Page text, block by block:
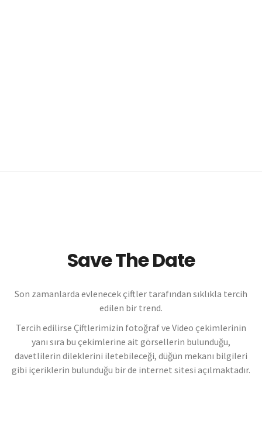
Save The Date
Son zamanlarda evlenecek çiftler tarafından sıklıkla tercih
edilen bir trend.
Tercih edilirse Çiftlerimizin fotoğraf ve Video çekimlerinin
yanı sıra bu çekimlerine ait görsellerin bulunduğu,
davetlilerin dileklerini iletebileceği, düğün mekanı bilgileri
gibi içeriklerin bulunduğu bir de internet sitesi açılmaktadır.